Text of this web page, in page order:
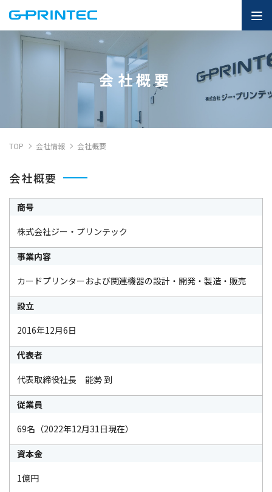
会社概要
TOP 会社情報 会社概要
会社概要
商号
株式会社ジー・プリンテック
事業内容
カードプリンターおよび関連機器の設計・開発・製造・販売
設立
2016年12月6日
代表者
代表取締役社長 能㔟 到
従業員
69名（2022年12月31日現在）
資本金
1億円